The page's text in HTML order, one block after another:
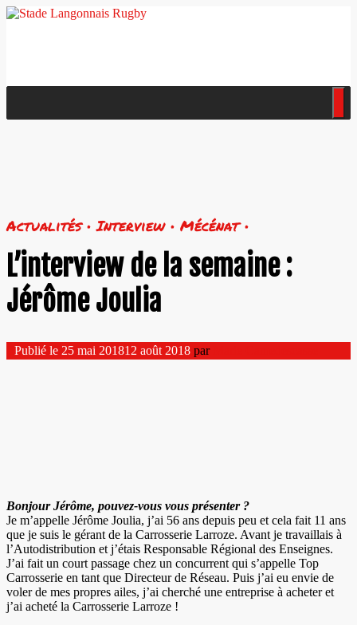
Actualités • Interview • Mécénat •
L’interview de la semaine :
Jérôme Joulia
Publié le 25 mai 201812 août 2018 par
Bonjour Jérôme, pouvez-vous vous présenter ?
Je m’appelle Jérôme Joulia, j’ai 56 ans depuis peu et cela fait 11 ans
que je suis le gérant de la Carrosserie Larroze. Avant je travaillais à
l’Autodistribution et j’étais Responsable Régional des Enseignes.
J’ai fait un court passage chez un concurrent qui s’appelle Top
Carrosserie en tant que Directeur de Réseau. Puis j’ai eu envie de
voler de mes propres ailes, j’ai cherché une entreprise à acheter et
j’ai acheté la Carrosserie Larroze !